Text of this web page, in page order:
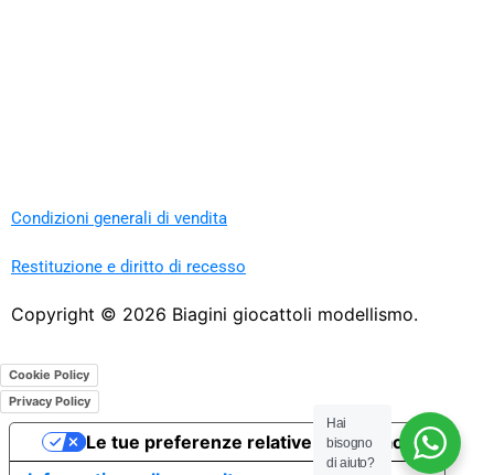
Condizioni generali di vendita
Restituzione e diritto di recesso
Copyright © 2026 Biagini giocattoli modellismo.
Cookie Policy
Privacy Policy
Hai
bisogno
di aiuto?
Le tue preferenze relative alla privacy